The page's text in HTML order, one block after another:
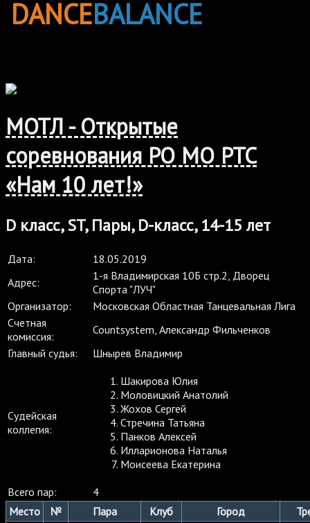
DANCEBALANCE
МОТЛ - Открытые
соревнования РО МО РТС
«Нам 10 лет!»
D класс, ST, Пары, D-класс, 14-15 лет
Дата:
18.05.2019
Адрес:
1-я Владимирская 10Б стр.2, Дворец
Спорта "ЛУЧ"
Организатор:
Московская Областная Танцевальная Лига
Cчетная
комиссия:
Countsystem, Александр Фильченков
Главный судья:
Шнырев Владимир
Судейская
коллегия:
Шакирова Юлия
Моловицкий Анатолий
Жохов Сергей
Стречина Татьяна
Панков Алексей
Илларионова Наталья
Моисеева Екатерина
Всего пар:
4
Место
№ Пара Клуб Город